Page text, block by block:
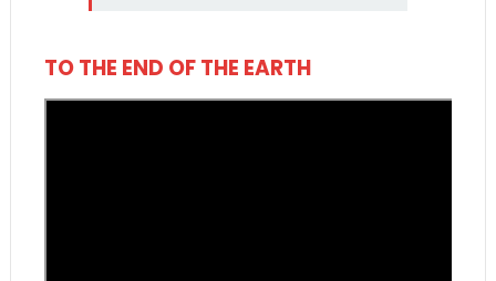
TO THE END OF THE EARTH